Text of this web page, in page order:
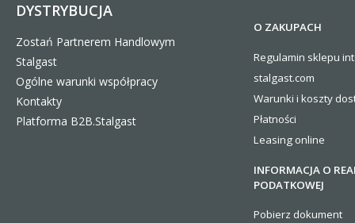
DYSTRYBUCJA
Zostań Partnerem Handlowym
Stalgast
Ogólne warunki współpracy
Kontakty
Platforma B2B.Stalgast
O ZAKUPACH
Regulamin sklepu
stalgast.com
Warunki i koszty
Płatności
Leasing online
INFORMACJA O
PODATKOWEJ
Pobierz dokument